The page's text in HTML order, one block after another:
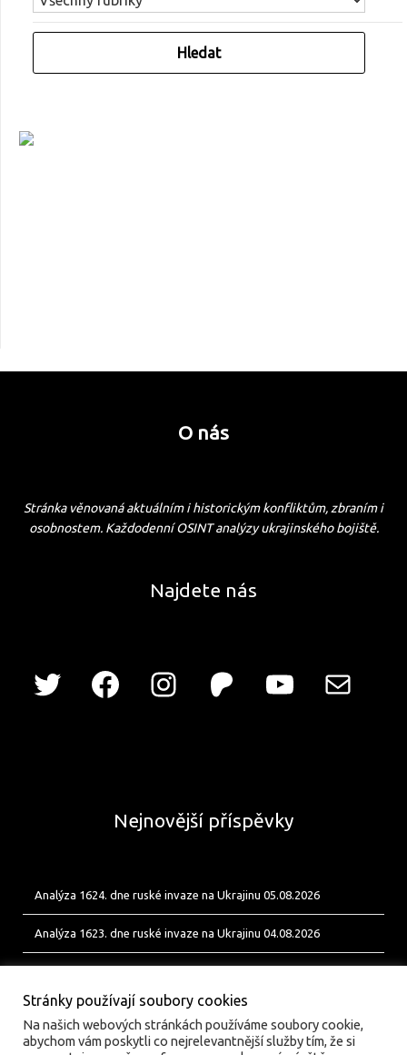
O nás
Stránka věnovaná aktuálním i historickým konfliktům, zbraním i
osobnostem. Každodenní OSINT analýzy ukrajinského bojiště.
Najdete nás
Nejnovější příspěvky
Analýza 1624. dne ruské invaze na Ukrajinu 05.08.2026
Analýza 1623. dne ruské invaze na Ukrajinu 04.08.2026
Stránky používají soubory cookies
Na našich webových stránkách používáme soubory cookie,
abychom vám poskytli co nejrelevantnější služby tím, že si